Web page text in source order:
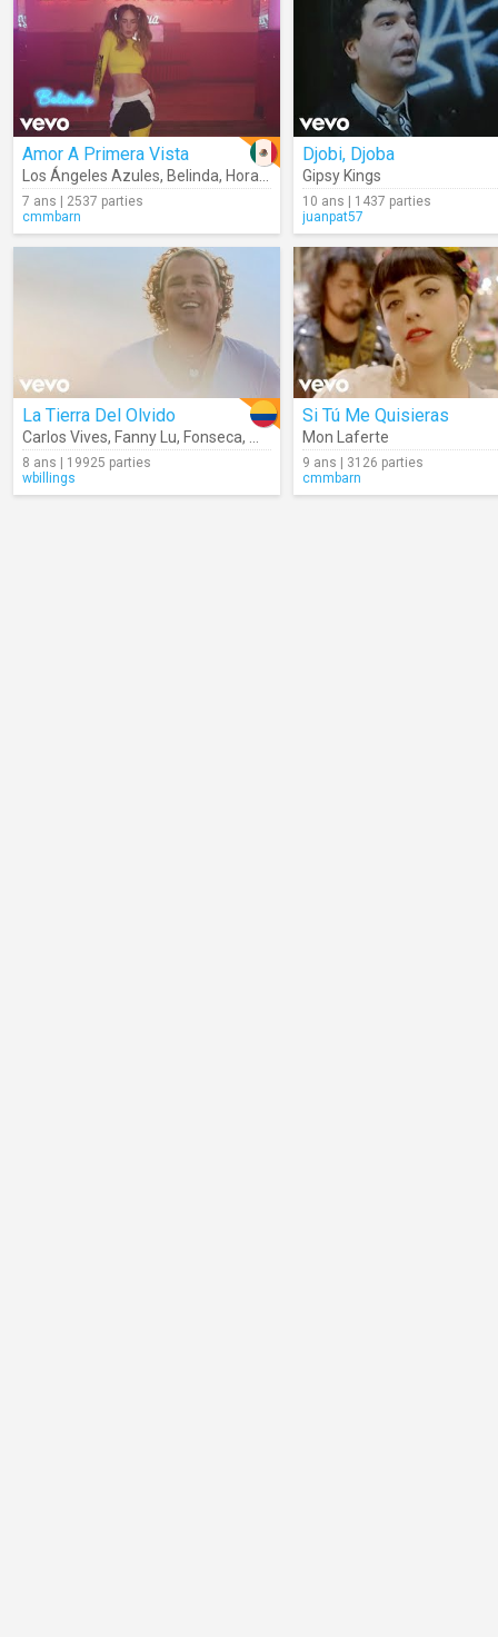
Amor A Primera Vista
Los Ángeles Azules, Belinda, Horacio Palencia ,Lalo Ebratt
7 ans | 2537 parties
cmmbarn
Djobi, Djoba
Gipsy Kings
10 ans | 1437 parties
juanpat57
La Tierra Del Olvido
Carlos Vives, Fanny Lu, Fonseca, Maluma,Andrea Echeverry
8 ans | 19925 parties
wbillings
Si Tú Me Quisieras
Mon Laferte
9 ans | 3126 parties
cmmbarn